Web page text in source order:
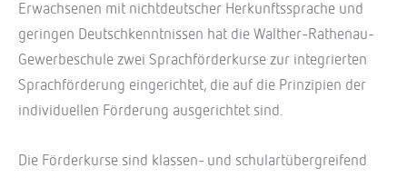
Erwachsenen mit nichtdeutscher Herkunftssprache und
geringen Deutschkenntnissen hat die Walther-Rathenau-
Gewerbeschule zwei Sprachförderkurse zur integrierten
Sprachförderung eingerichtet, die auf die Prinzipien der
individuellen Förderung ausgerichtet sind.
Die Förderkurse sind klassen- und schulartübergreifend